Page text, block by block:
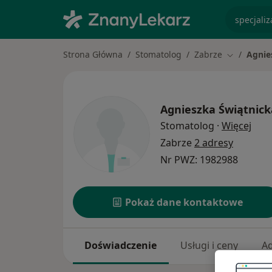
Strona Główna Stomatolog Zabrze Zmień
Agnieszka
Stomatolog · Więcej
Zabrze 2 adresy
Nr PWZ: 1982988
Pokaż dane kontaktowe
Doświadczenie Usługi i ceny